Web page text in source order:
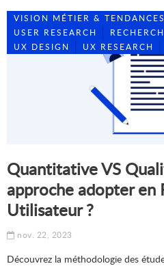
VISION MÉTIER & TENDANCES
USER RESEARCH
UX DESIGN
UX RESEARCH
Quantitative VS
approche adopter en
Utilisateur ?
nov. 22, 2023
Découvrez la méthodologie des